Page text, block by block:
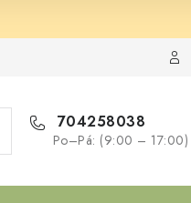
704258038
Po–Pá: (9:00 – 17:00)